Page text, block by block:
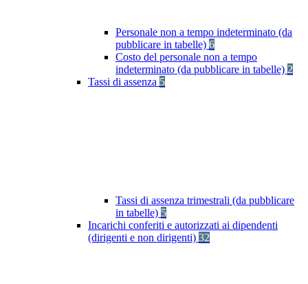
Personale non a tempo indeterminato (da
pubblicare in tabelle) 6
Costo del personale non a tempo
indeterminato (da pubblicare in tabelle) 2
Tassi di assenza 5
Tassi di assenza trimestrali (da pubblicare
in tabelle) 5
Incarichi conferiti e autorizzati ai dipendenti
(dirigenti e non dirigenti) 32